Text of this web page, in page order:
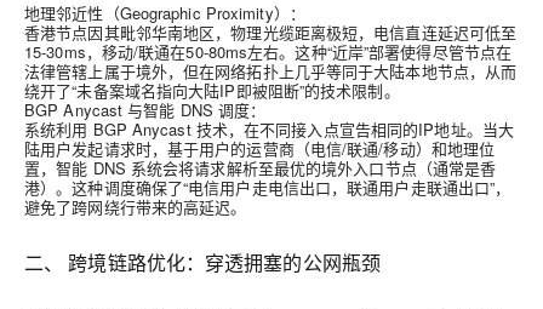
地理邻近性（Geographic Proximity） ：
香港节点因其毗邻华南地区，物理光缆距离极短，电信直连延迟可低至
15-30ms，移动/联通在50-80ms左右。这种“近岸”部署使得尽管节点在
法律管辖上属于境外，但在网络拓扑上几乎等同于大陆本地节点，从而
绕开了“未备案域名指向大陆IP即被阻断”的技术限制。
BGP Anycast 与智能 DNS 调度：
系统利用 BGP Anycast 技术，在不同接入点宣告相同的IP地址。当大
陆用户发起请求时，基于用户的运营商（电信/联通/移动）和地理位
置，智能 DNS 系统会将请求解析至最优的境外入口节点（通常是香
港）。这种调度确保了“电信用户走电信出口，联通用户走联通出口”，
避免了跨网绕行带来的高延迟。
二、 跨境链路优化：穿透拥塞的公网瓶颈